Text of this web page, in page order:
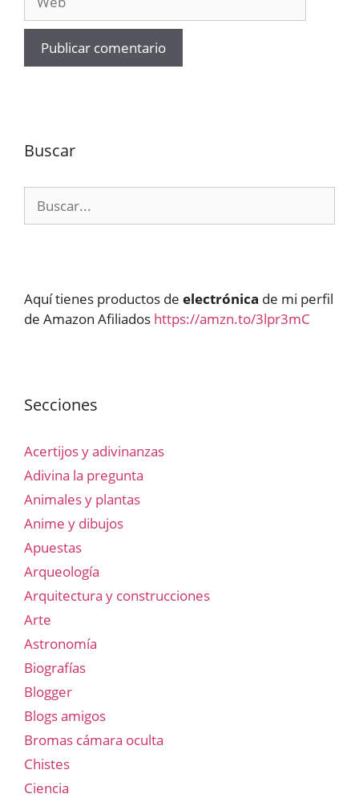
Buscar
Aquí tienes productos de electrónica de mi perfil
de Amazon Afiliados https://amzn.to/3lpr3mC
Secciones
Acertijos y adivinanzas
Adivina la pregunta
Animales y plantas
Anime y dibujos
Apuestas
Arqueología
Arquitectura y construcciones
Arte
Astronomía
Biografías
Blogger
Blogs amigos
Bromas cámara oculta
Chistes
Ciencia